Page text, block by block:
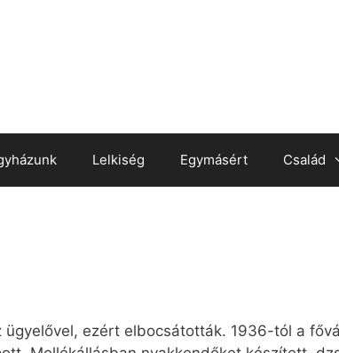
Lelkiség Egymásért Család
ügye­lő­vel, ezért el­bo­csá­tot­ták. 1936-tól a